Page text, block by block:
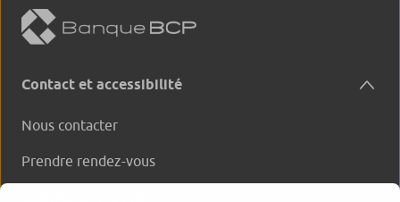
Contact et accessibilité
Nous contacter
Prendre rendez-vous